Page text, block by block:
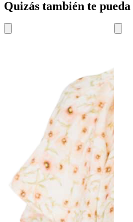
Quizás también te